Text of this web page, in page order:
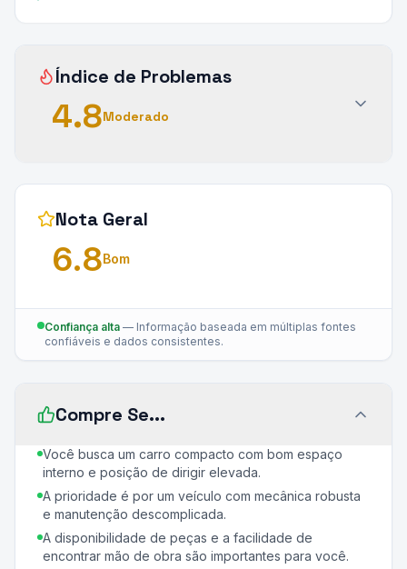
Índice de Problemas
4.8Moderado
Nota Geral
6.8Bom
Confiança alta — Informação baseada em múltiplas fontes
confiáveis e dados consistentes.
Compre Se...
Você busca um carro compacto com bom espaço
interno e posição de dirigir elevada.
A prioridade é por um veículo com mecânica robusta
e manutenção descomplicada.
A disponibilidade de peças e a facilidade de
encontrar mão de obra são importantes para você.